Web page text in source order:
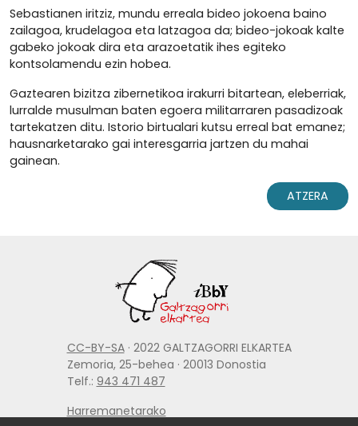
Sebastianen iritziz, mundu erreala bideo jokoena baino
zailagoa, krudelagoa eta latzagoa da; bideo-jokoak kalte
gabeko jokoak dira eta arazoetatik ihes egiteko
kontsolamendu ezin hobea.
Gaztearen bizitza zibernetikoa irakurri bitartean, eleberriak,
lurralde musulman baten egoera militarraren pasadizoak
tartekatzen ditu. Istorio birtualari kutsu erreal bat emanez;
hausnarketarako gai interesgarria jartzen du mahai
gainean.
ATZERA
CC-BY-SA· 2022 GALTZAGORRI ELKARTEA
Zemoria, 25-behea · 20013 Donostia
Telf.: 943 471 487
Harremanetarako